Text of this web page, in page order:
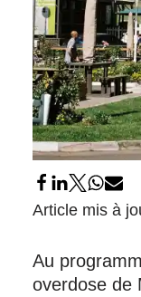
Article mis à
Au
overdose de